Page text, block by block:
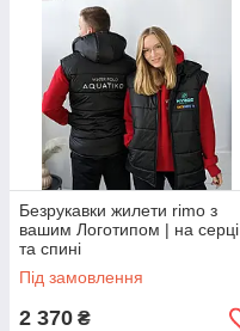
Безрукавки жилети rimo з
вашим Логотипом | на серці
та спині
Під замовлення
2 370 ₴